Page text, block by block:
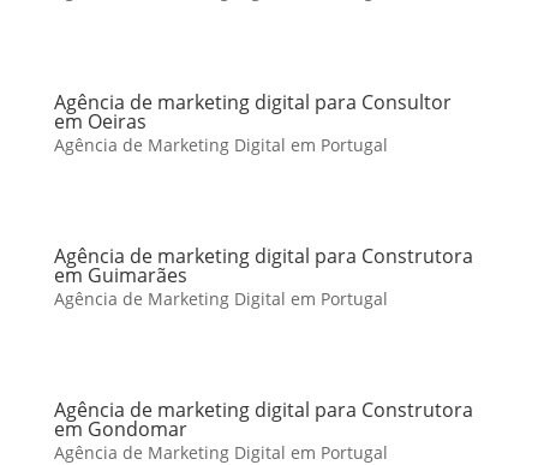
Agência de marketing digital para Consultor
em Oeiras
Agência de Marketing Digital em Portugal
Agência de marketing digital para Construtora
em Guimarães
Agência de Marketing Digital em Portugal
Agência de marketing digital para Construtora
em Gondomar
Agência de Marketing Digital em Portugal